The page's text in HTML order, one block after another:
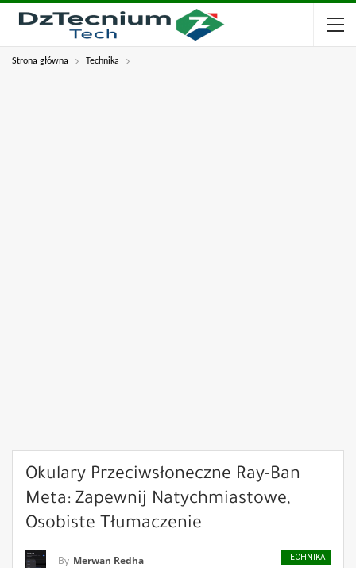
Strona główna Technika
Okulary Przeciwsłoneczne Ray-Ban
Meta: Zapewnij Natychmiastowe,
Osobiste Tłumaczenie
TECHNIKA
By Merwan Redha